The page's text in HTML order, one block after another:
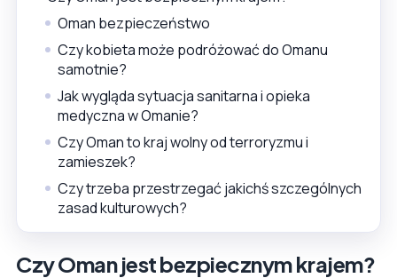
Oman bezpieczeństwo
Czy kobieta może podróżować do Omanu
samotnie?
Jak wygląda sytuacja sanitarna i opieka
medyczna w Omanie?
Czy Oman to kraj wolny od terroryzmu i
zamieszek?
Czy trzeba przestrzegać jakichś szczególnych
zasad kulturowych?
Czy Oman jest bezpiecznym krajem?